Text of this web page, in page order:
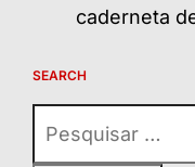
caderneta
SEARCH
por: